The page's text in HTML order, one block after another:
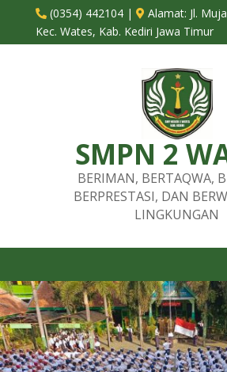
 (0354) 442104|  Alamat: Jl.
Kec. Wates, Kab. Kediri Jawa Timur
SMPN 2
BERIMAN, BERTAQWA,
BERPRESTASI, DAN
LINGKUNGAN